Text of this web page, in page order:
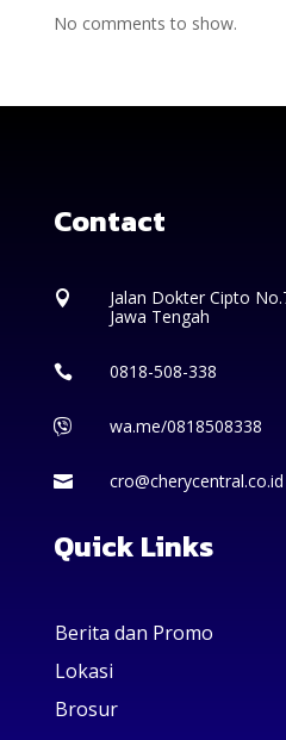
No comments to show.
Contact

Jalan Dokter Cipto
Jawa Tengah
 0818-508-338
 wa.me/0818508338
 cro@cherycentral.co.id
Quick Links
Berita dan Promo
Lokasi
Brosur